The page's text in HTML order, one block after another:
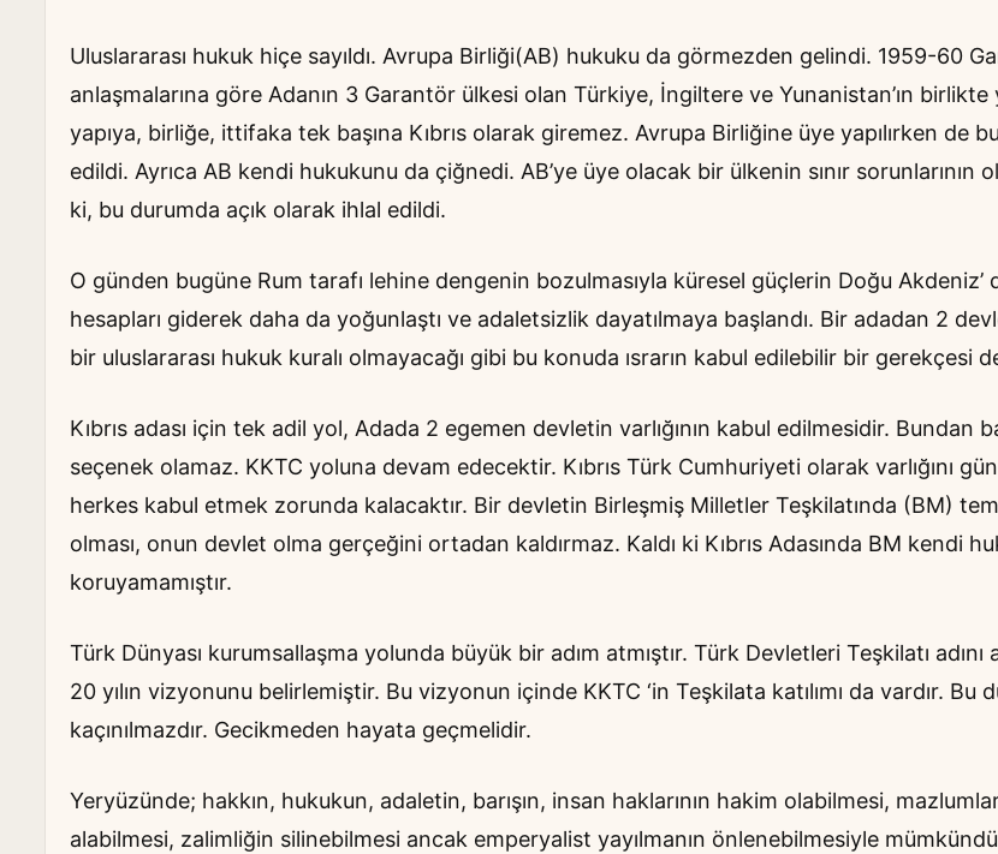
Uluslararası hukuk hiçe sayıldı. Avrupa Birliği(AB) hukuku da görmezden gelindi. 1959-60
anlaşmalarına göre Adanın 3 Garantör ülkesi olan Türkiye, İngiltere ve Yunanistan’ın birlikte
yapıya, birliğe, ittifaka tek başına Kıbrıs olarak giremez. Avrupa Birliğine üye yapılırken de
edildi. Ayrıca AB kendi hukukunu da çiğnedi. AB’ye üye olacak bir ülkenin sınır sorunlarının
ki, bu durumda açık olarak ihlal edildi.
O günden bugüne Rum tarafı lehine dengenin bozulmasıyla küresel güçlerin Doğu Akdeniz’
hesapları giderek daha da yoğunlaştı ve adaletsizlik dayatılmaya başlandı. Bir adadan 2
bir uluslararası hukuk kuralı olmayacağı gibi bu konuda ısrarın kabul edilebilir bir gerekçesi
Kıbrıs adası için tek adil yol, Adada 2 egemen devletin varlığının kabul edilmesidir. Bundan
seçenek olamaz. KKTC yoluna devam edecektir. Kıbrıs Türk Cumhuriyeti olarak varlığını
herkes kabul etmek zorunda kalacaktır. Bir devletin Birleşmiş Milletler Teşkilatında (BM)
olması, onun devlet olma gerçeğini ortadan kaldırmaz. Kaldı ki Kıbrıs Adasında BM kendi
koruyamamıştır.
Türk Dünyası kurumsallaşma yolunda büyük bir adım atmıştır. Türk Devletleri Teşkilatı adını
20 yılın vizyonunu belirlemiştir. Bu vizyonun içinde KKTC ‘in Teşkilata katılımı da vardır. Bu
kaçınılmazdır. Gecikmeden hayata geçmelidir.
Yeryüzünde; hakkın, hukukun, adaletin, barışın, insan haklarının hakim olabilmesi,
alabilmesi, zalimliğin silinebilmesi ancak emperyalist yayılmanın önlenebilmesiyle